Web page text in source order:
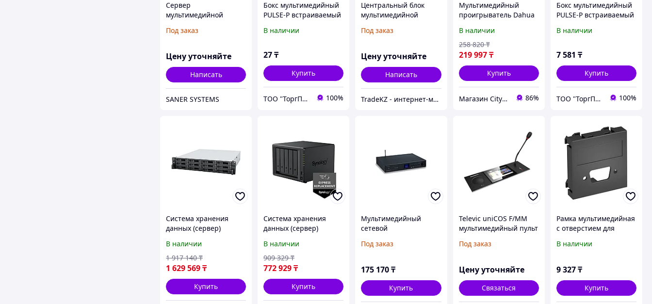
Сервер
мультимедийной
Vissonic VIS-Server-E
Под заказ
Цену уточняйте
Написать
SANER SYSTEMS
Бокс мультимедийный
PULSE-P встраиваемый
(300*400*100) FIXEL
В наличии
27₸
Купить
ТОО "ТоргПром" 100%
Центральный блок
мультимедийной
Televic Plixus MME
Под заказ
Цену уточняйте
Написать
TradeKZ - интернет-магазин
Мультимедийный
проигрыватель Dahua
В наличии
219 997 ₸
258 820 ₸
Купить
Магазин CityCom.kz +7-727-250-1209 86%
Бокс мультимедийный
PULSE-P встраиваемый
(300*400*100) FIXEL
В наличии
7 581 ₸
Купить
ТОО "ТоргПром" 100%
Система хранения
данных (сервер)
В наличии
1 629 569₸
1 917 140 ₸
Купить
Система хранения
данных (сервер)
В наличии
772 929₸
909 329 ₸
Купить
Мультимедийный
сетевой
OMNIS-100 с Wi-Fi,
Radio и Bluetooth
Под заказ
175 170₸
Купить
Televic uniCOS F/MM
мультимедийный пульт
председателя с
(Plixus совместимый)
Под заказ
Цену уточняйте
Связаться
Рамка мультимедийная
с отверстием для
Modul45, 45х45 мм,
В наличии
9 327₸
Купить